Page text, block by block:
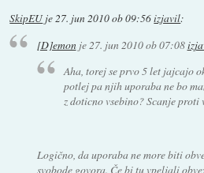
SkipEU je27. jun 2010 ob 09:56izjavil:
[D]emonje27. jun 2010 ob 07:08
Aha, torej se prvo 5 let jajcajo
potlej pa njih uporaba ne bo
z doticno vsebino? Scanje proti
Logično, da uporaba ne more biti
svobode govora. Če bi tu vpeljali